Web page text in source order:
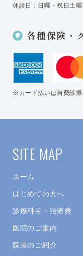
休診日：日曜・祝日土
各種保険・
※カード払いは自費診療
SITE MAP
ホーム
はじめての方へ
診療科目・治療費
医院のご案内
院長のご紹介